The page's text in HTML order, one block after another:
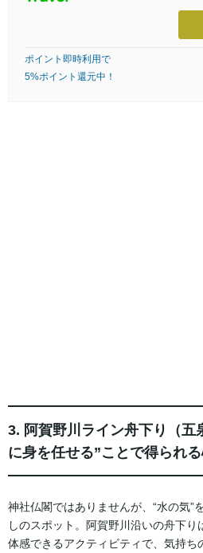
ポイント即時利用で
5%ポイント還元中！
3. 阿賀野川ライン舟下り（五
に身を任せる”ことで得られ
神社仏閣ではありませんが、“水の気”
しのスポット。阿賀野川沿いの舟下り
体感できるアクティビティで、気持ち